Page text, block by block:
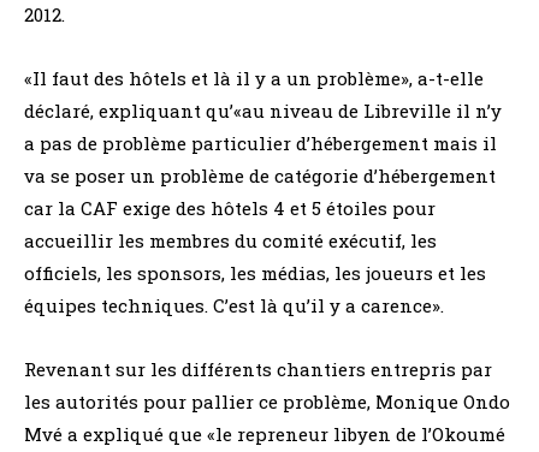
2012.
«Il faut des hôtels et là il y a un problème», a-t-elle
déclaré, expliquant qu’«au niveau de Libreville il n’y
a pas de problème particulier d’hébergement mais il
va se poser un problème de catégorie d’hébergement
car la CAF exige des hôtels 4 et 5 étoiles pour
accueillir les membres du comité exécutif, les
officiels, les sponsors, les médias, les joueurs et les
équipes techniques. C’est là qu’il y a carence».
Revenant sur les différents chantiers entrepris par
les autorités pour pallier ce problème, Monique Ondo
Mvé a expliqué que «le repreneur libyen de l’Okoumé